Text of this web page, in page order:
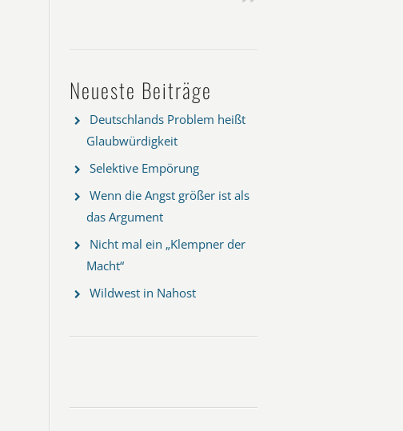
Neueste Beiträge
Deutschlands Problem heißt
Glaubwürdigkeit
Selektive Empörung
Wenn die Angst größer ist als
das Argument
Nicht mal ein „Klempner der
Macht“
Wildwest in Nahost